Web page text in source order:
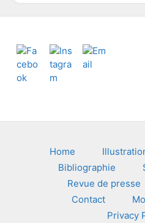
s
Footer
Home
Bibliographie
Revue de presse
Contact
Privacy